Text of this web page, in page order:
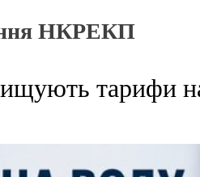
НКРЕКП
тарифи